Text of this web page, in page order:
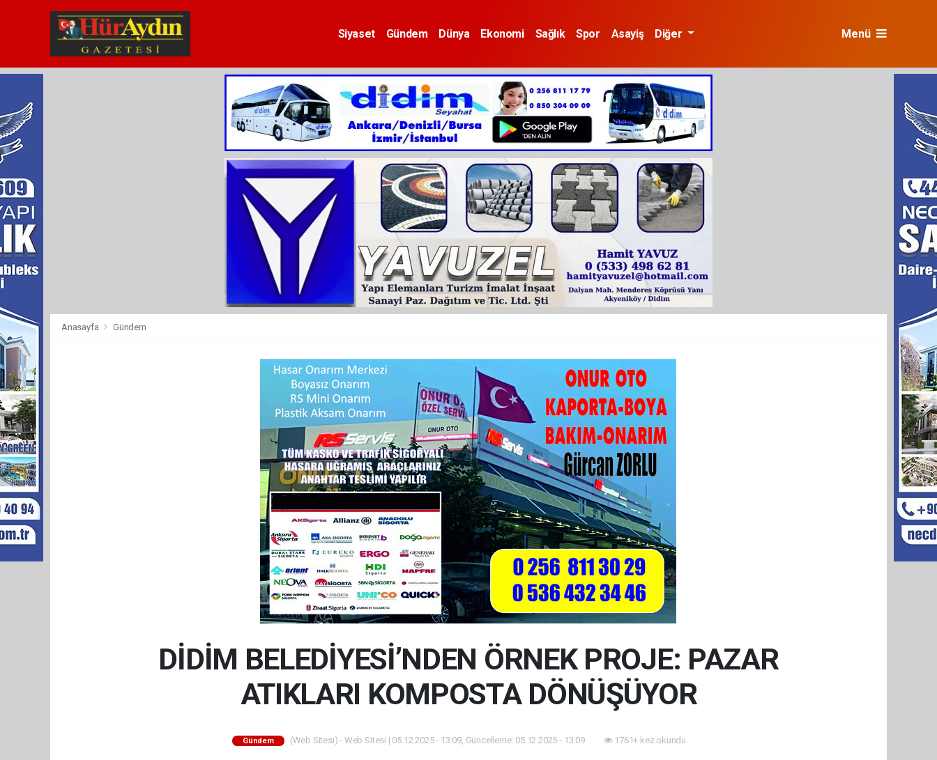
Siyaset Gündem Dünya Ekonomi Sağlık Spor Asayiş Diğer Menü
Anasayfa Gündem
DİDİM BELEDİYESİ’NDEN ÖRNEK PROJE: PAZAR
ATIKLARI KOMPOSTA DÖNÜŞÜYOR
Gündem (Web Sitesi) - Web Sitesi | 05.12.2025 - 13:09, Güncelleme: 05.12.2025 - 13:09 1761+ kez okundu.